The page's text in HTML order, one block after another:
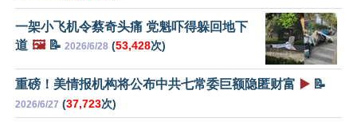
一架小飞机令蔡奇头痛 党魁吓得躲回地下
道 🖼️📝 2026/6/28 (53,428次)
重磅！美情报机构将公布中共七常委巨额隐匿财富 ▶️ 📝
2026/6/27 (37,723次)